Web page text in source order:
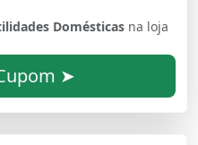
Domésticas na loja
➤